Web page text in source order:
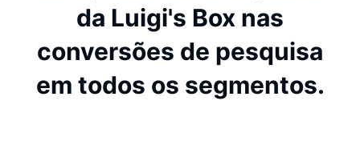
da Luigi's Box nas
conversões de pesquisa
em todos os segmentos.